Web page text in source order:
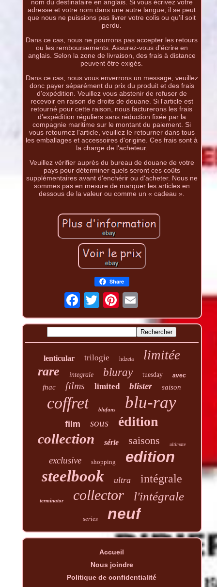
nom du destinataire en anglais. Si vous écrivez votre
adresse et votre nom dans une autre langue, il se peut
que nous ne puissions pas livrer votre colis ou qu'il soit
perdu.
Dans ce cas, nous ne pourrons pas accepter les retours
ou les remboursements. Assurez-vous d'écrire en
anglais. Selon la zone de livraison, des frais à distance
peuvent être exigés.
Dans ce cas, nous vous enverrons un message, veuillez
donc payer séparément du prix du produit et des frais
d'expédition. Veuillez vous abstenir de refuser de
recevoir en raison de droits de douane. Si l'article est
retourné pour cette raison, nous facturerons les frais
d'expédition réguliers sans réduction fixée par la
compagnie maritime sur le montant du paiement. Si
vous retournez l'article, veuillez le retourner dans tous
les emballages et accessoires d'origine. Ces frais sont à
la charge de l'acheteur.
Veuillez vérifier auprès du bureau de douane de votre
pays pour déterminer quels seront ces coûts
supplémentaires avant d'enchérir ou d'acheter. Nous ne
sommes pas en mesure de marquer les articles en
dessous de la valeur ou comme un « cadeau ».
Share
lenticular trilogie hdzeta limitée
rare integrale bluray tuesday avec
fnac films limited blister saison
coffret blufans blu-ray
film sous édition
collection série saisons ultimate
exclusive shopping edition
steelbook ultra intégrale
terminator collector l'intégrale
series neuf
Accueil
Nous joindre
Politique de confidentialité